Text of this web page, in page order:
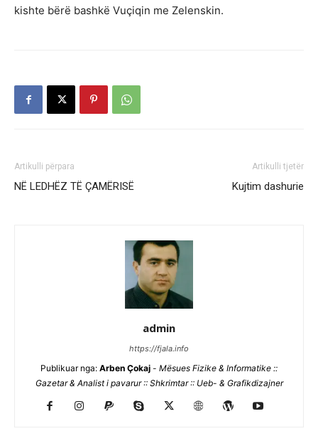
kishte bërë bashkë Vuçiqin me Zelenskin.
Artikulli përpara
NË LEDHËZ TË ÇAMËRISË
Artikulli tjetër
Kujtim dashurie
admin
https://fjala.info
Publikuar nga: Arben Çokaj - Mësues Fizike & Informatike ::
Gazetar & Analist i pavarur :: Shkrimtar :: Ueb- & Grafikdizajner